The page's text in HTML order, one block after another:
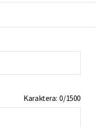
Karaktera:0/1500